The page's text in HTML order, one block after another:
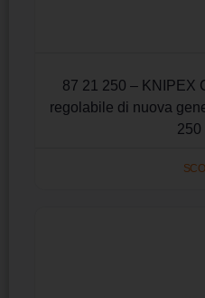
87 21 250 – KNIPEX
regolabile di nuova
250